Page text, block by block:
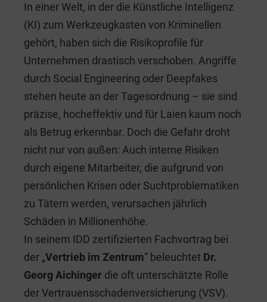
c
e
b
o
o
k
k
e
dI
n
ai
l
tt
er
In einer Welt, in der die Künstliche Intelligenz
(KI) zum Werkzeugkasten von Kriminellen
gehört, haben sich die Risikoprofile für
Unternehmen drastisch verschoben. Angriffe
durch Social Engineering oder Deepfakes
stehen heute an der Tagesordnung – sie sind
präzise, hocheffektiv und für Laien kaum noch
als Betrug erkennbar. Doch die Gefahr droht
nicht nur von außen: Auch interne Risiken
durch eigene Mitarbeiter, die aufgrund von
persönlichen Krisen oder Suchtproblematiken
zu Tätern werden, verursachen jährlich
Schäden in Millionenhöhe.
In seinem IDD zertifizierten Fachvortrag bei
der „Vertrieb im Zentrum“ beleuchtet Dr.
Georg Aichinger die oft unterschätzte Rolle
der Vertrauensschadenversicherung (VSV).